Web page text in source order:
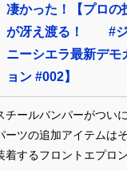
凄かった！【プロの
が冴え渡る！ #ジ
ニーシエラ最新デモ
ョン #002】
チールバンパーがつい
ーツの追加アイテムは
するフロントエプロ